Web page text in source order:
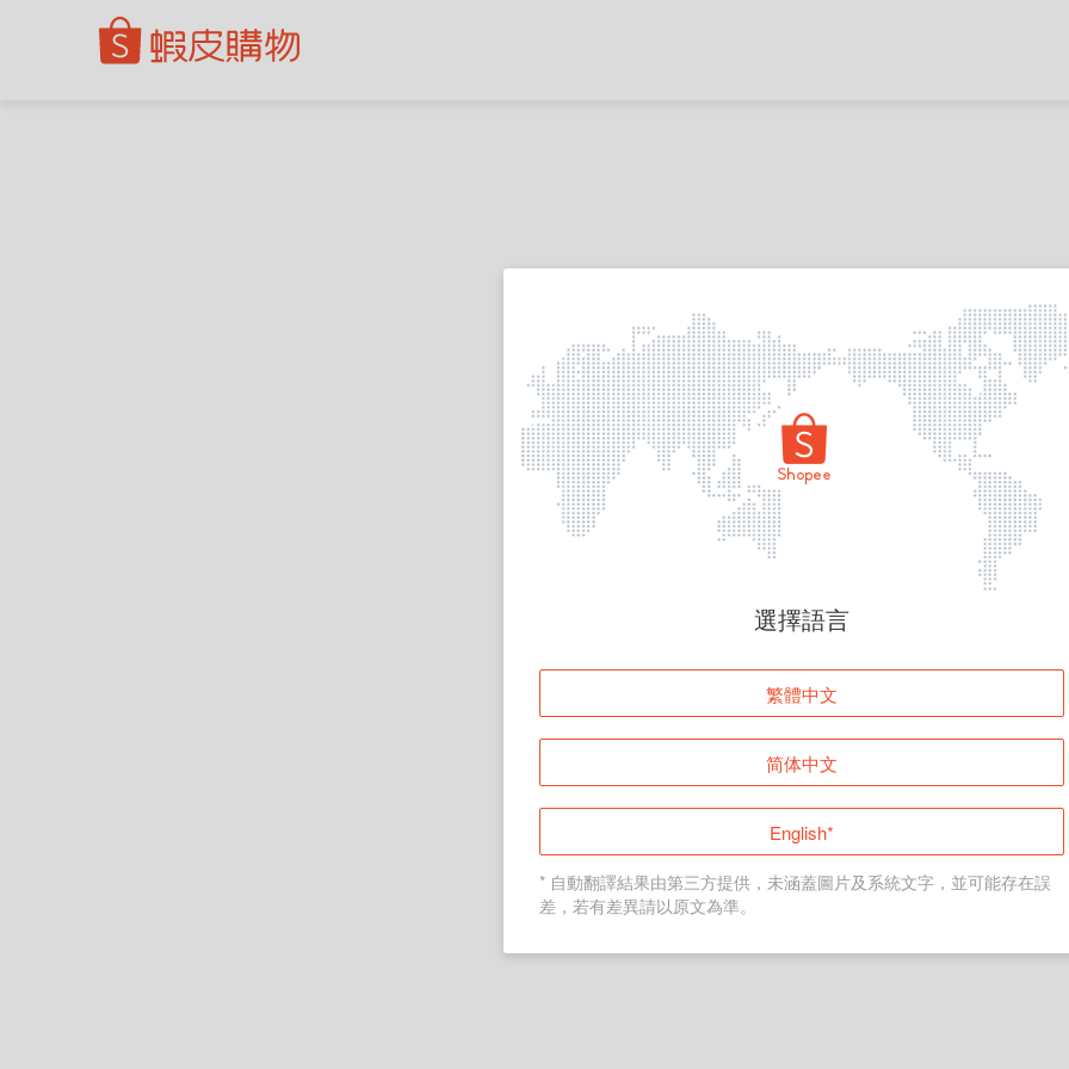
頁面無法顯示
登入
返回首頁
選擇語言
繁體中文
简体中文
English*
* 自動翻譯結果由第三方提供，未涵蓋圖片及系統文字，並可能存在誤
差，若有差異請以原文為準。